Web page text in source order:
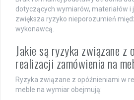
dotyczących wymiarów, materiałów i
zwiększa ryzyko nieporozumień
wykonawcą.
Jakie są ryzyka związane z
realizacji zamówienia na
Ryzyka związane z opóźnieniami w
meble na wymiar obejmują: